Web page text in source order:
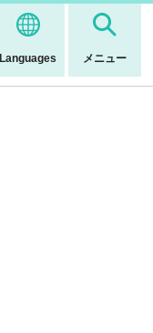
Languages メニュー